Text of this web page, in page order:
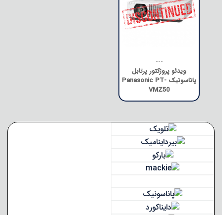
---
ویدئو پروژکتور پرتابل
پاناسونیک Panasonic PT-
VMZ50